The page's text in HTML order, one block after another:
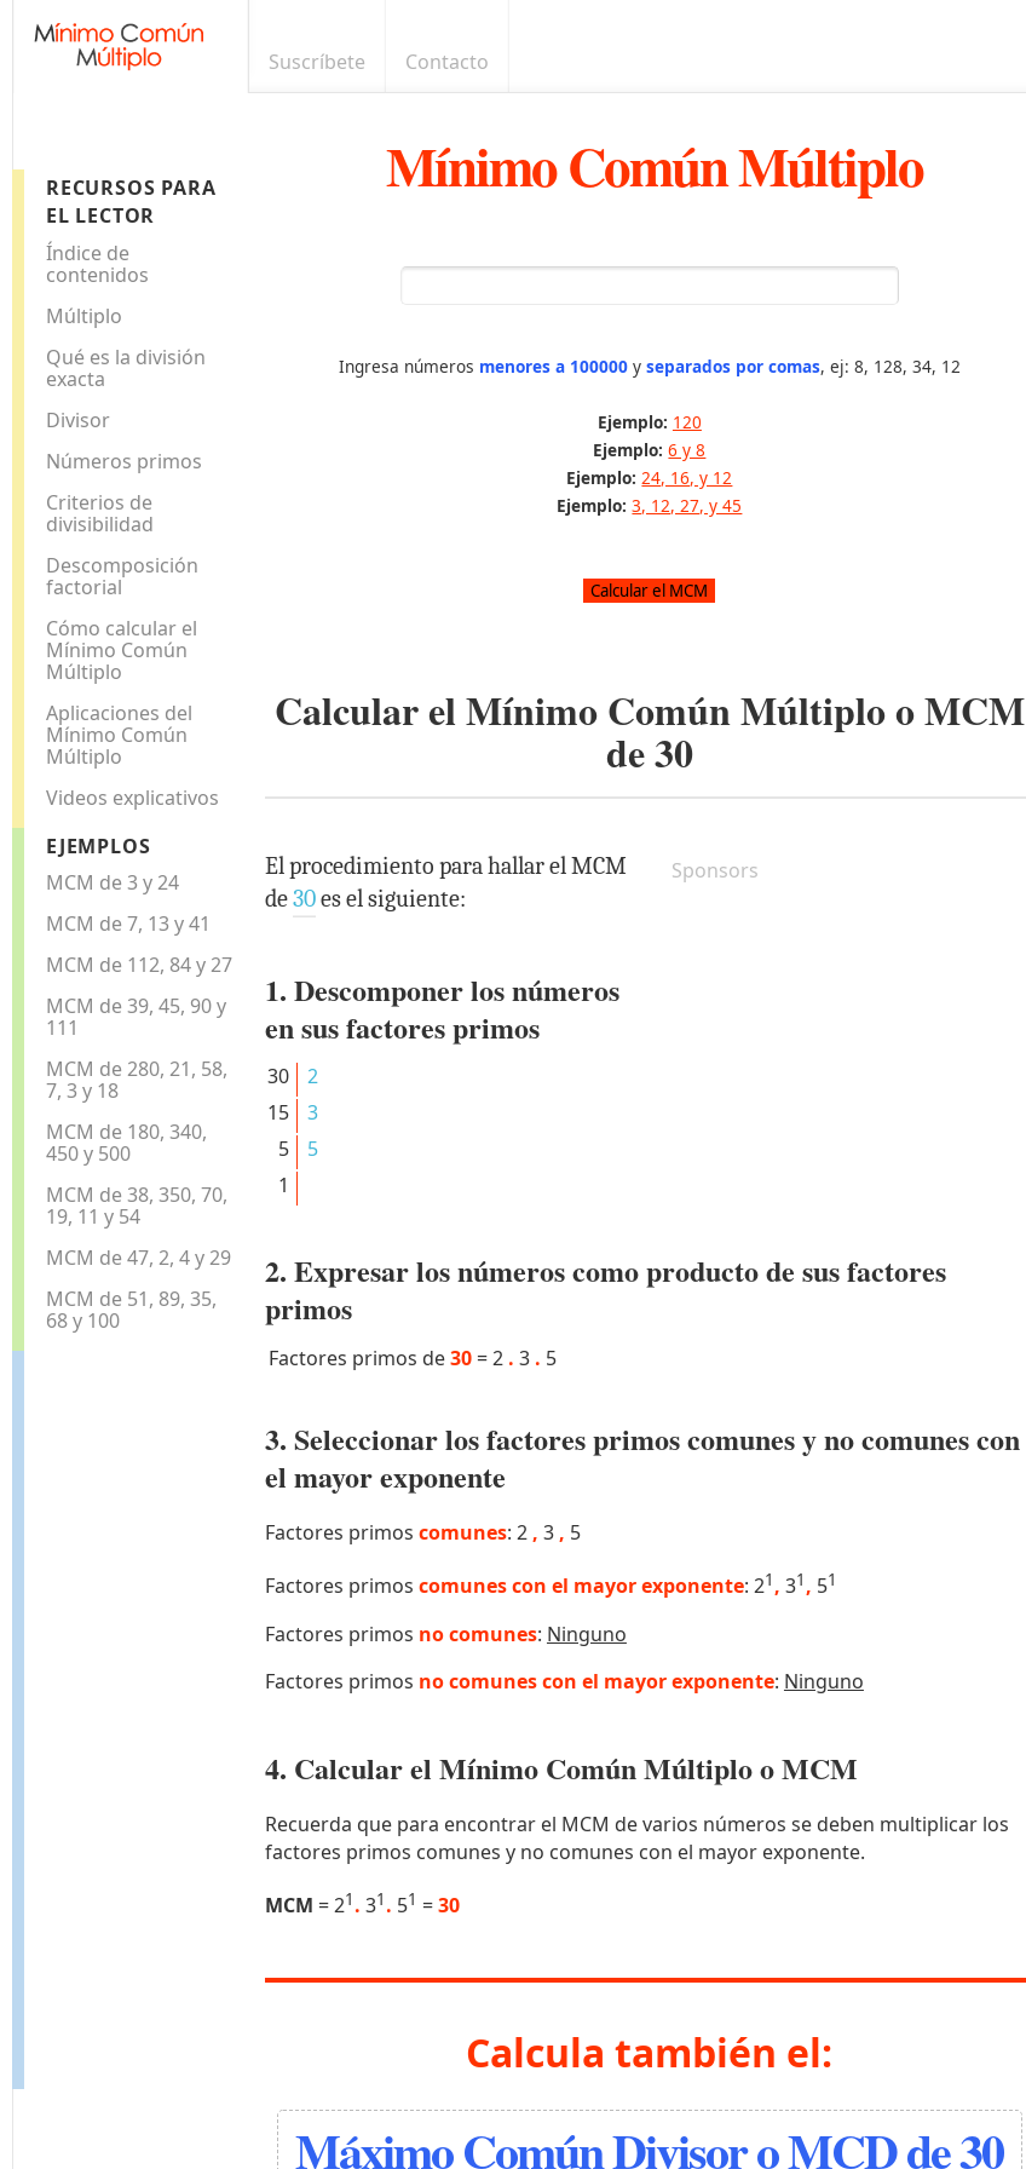
Suscríbete Contacto
RECURSOS PARA
EL LECTOR
Índice de
contenidos
Múltiplo
Qué es la división
exacta
Divisor
Números primos
Criterios de
divisibilidad
Descomposición
factorial
Cómo calcular el
Mínimo Común
Múltiplo
Aplicaciones del
Mínimo Común
Múltiplo
Videos explicativos
EJEMPLOS
MCM de 3 y 24
MCM de 7, 13 y 41
MCM de 112, 84 y 27
MCM de 39, 45, 90 y
111
MCM de 280, 21, 58,
7, 3 y 18
MCM de 180, 340,
450 y 500
MCM de 38, 350, 70,
19, 11 y 54
MCM de 47, 2, 4 y 29
MCM de 51, 89, 35,
68 y 100
Mínimo Común Múltiplo
Ingresa números menores a 100000y separados por comas, ej: 8, 128, 34, 12
Ejemplo: 120
Ejemplo: 6 y 8
Ejemplo: 24, 16, y 12
Ejemplo: 3, 12, 27, y 45
Calcular el Mínimo Común Múltiplo o MCM
de30
Sponsors
El procedimiento para hallar el MCM
de30es el siguiente:
1. Descomponer los números
en sus factores primos
30
2
15
3
5
5
1
2. Expresar los números como producto de sus factores
primos
Factores primos de30 =2 . 3 . 5
3. Seleccionar los factores primos comunes y no comunes con
el mayor exponente
Factores primos comunes: 2, 3, 5
Factores primos comunes con el mayor exponente: 21, 31, 51
Factores primos no comunes: Ninguno
Factores primos no comunes con el mayor exponente: Ninguno
4. Calcular el Mínimo Común Múltiplo o MCM
Recuerda que para encontrar el MCM de varios números se deben multiplicar los
factores primos comunes y no comunes con el mayor exponente.
MCM = 21 . 31 . 51 =30
Calcula también el:
Máximo Común Divisor o MCD de 30